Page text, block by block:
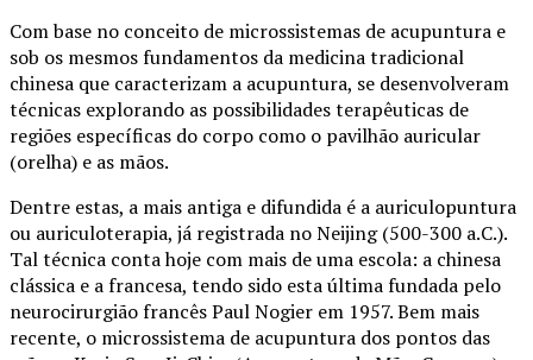
Com base no conceito de microssistemas de acupuntura e
sob os mesmos fundamentos da medicina tradicional
chinesa que caracterizam a acupuntura, se desenvolveram
técnicas explorando as possibilidades terapêuticas de
regiões específicas do corpo como o pavilhão auricular
(orelha) e as mãos.
Dentre estas, a mais antiga e difundida é a auriculopuntura
ou auriculoterapia, já registrada no Neijing (500-300 a.C.).
Tal técnica conta hoje com mais de uma escola: a chinesa
clássica e a francesa, tendo sido esta última fundada pelo
neurocirurgião francês Paul Nogier em 1957. Bem mais
recente, o microssistema de acupuntura dos pontos das